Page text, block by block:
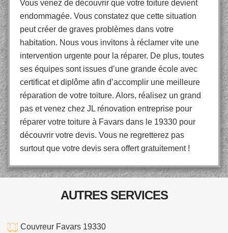
Vous venez de découvrir que votre toiture devient
endommagée. Vous constatez que cette situation
peut créer de graves problèmes dans votre
habitation. Nous vous invitons à réclamer vite une
intervention urgente pour la réparer. De plus, toutes
ses équipes sont issues d’une grande école avec
certificat et diplôme afin d’accomplir une meilleure
réparation de votre toiture. Alors, réalisez un grand
pas et venez chez JL rénovation entreprise pour
réparer votre toiture à Favars dans le 19330 pour
découvrir votre devis. Vous ne regretterez pas
surtout que votre devis sera offert gratuitement !
AUTRES SERVICES
Couvreur Favars 19330